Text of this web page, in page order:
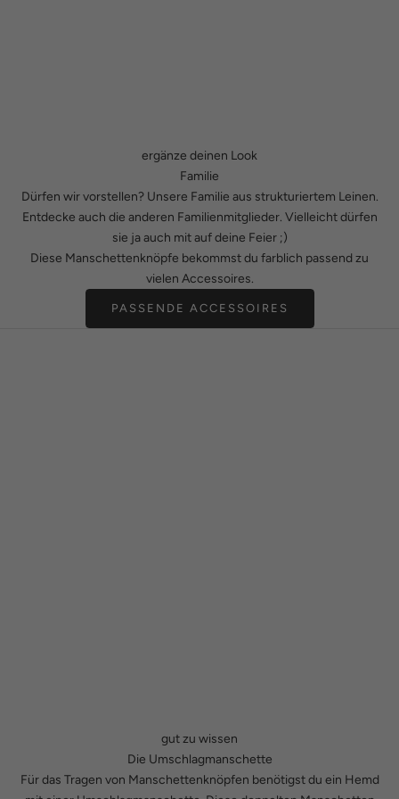
ergänze deinen Look
Familie
Dürfen wir vorstellen? Unsere Familie aus strukturiertem Leinen.
Entdecke auch die anderen Familienmitglieder. Vielleicht dürfen
sie ja auch mit auf deine Feier ;)
Diese Manschettenknöpfe bekommst du farblich passend zu
vielen Accessoires.
PASSENDE ACCESSOIRES
gut zu wissen
Die Umschlagmanschette
Für das Tragen von Manschettenknöpfen benötigst du ein Hemd